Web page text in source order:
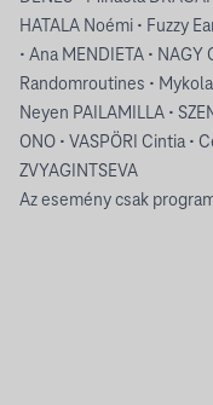
HATALA Noémi • Fuzzy
• Ana MENDIETA • NAGY
Randomroutines • Mykola
Neyen PAILAMILLA •
ONO • VASPÖRI Cintia •
ZVYAGINTSEVA
Az esemény csak